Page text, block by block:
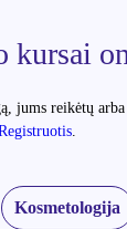
kursai
jums reikėtų arba
.
Kosmetologija